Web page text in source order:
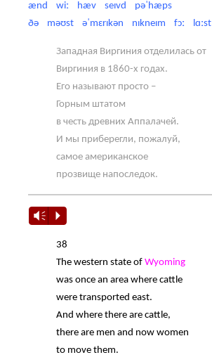
ænd wiː hæv seɪvd pəˈhæps
ðə məʊst əˈmɛrɪkən nɪkneɪm fɔː lɑːst
Западная Виргиния отделилась от
Виргиния в 1860-х годах.
Его называют просто –
Горным штатом
в честь древних Аппалачей.
И мы приберегли, пожалуй,
самое американское
прозвище напоследок.
Vm P
38
The western state of Wyoming
was once an area where cattle
were transported east.
And where there are cattle,
there are men and now women
to move them.